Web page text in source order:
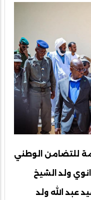
للتضامن الوطني
انوي ولد الشيخ
عبد الله ولد